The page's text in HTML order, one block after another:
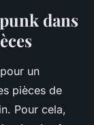
dans
un
pièces de
Pour cela,